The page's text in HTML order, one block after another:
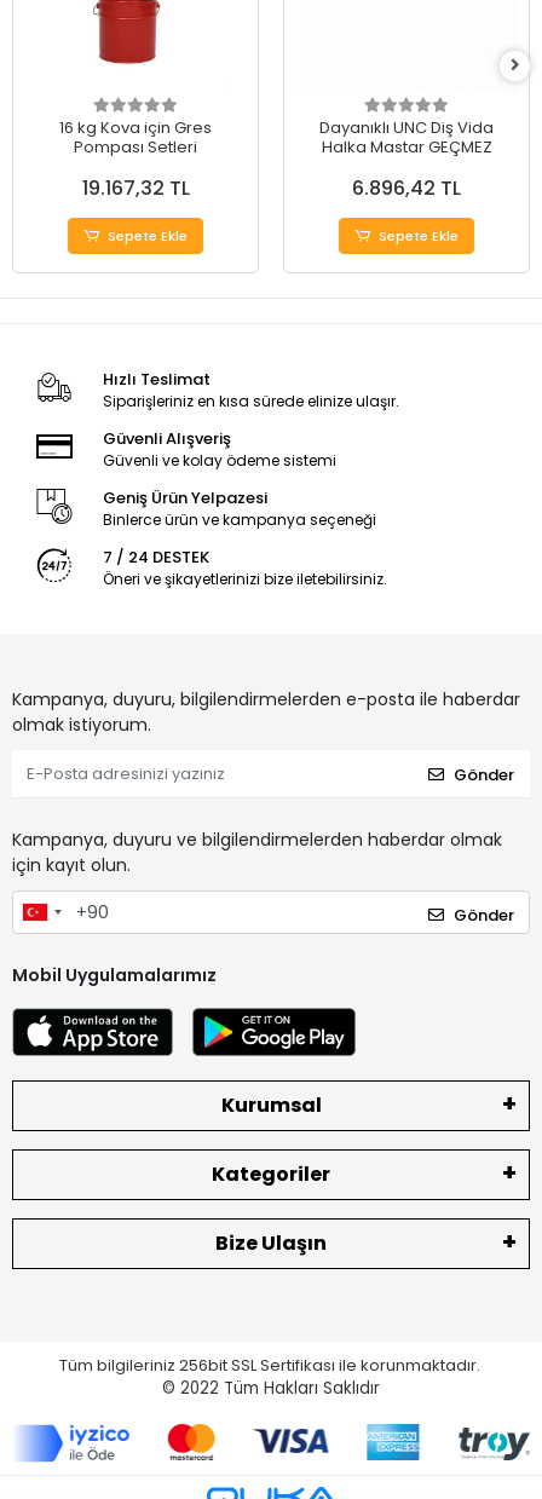
16 kg Kova için Gres
Pompası Setleri
19.167,32 TL
Sepete Ekle
Dayanıklı UNC Diş Vida
Halka Mastar GEÇMEZ
6.896,42 TL
Sepete Ekle
Hızlı Teslimat
Siparişleriniz en kısa sürede elinize ulaşır.
Güvenli Alışveriş
Güvenli ve kolay ödeme sistemi
Geniş Ürün Yelpazesi
Binlerce ürün ve kampanya seçeneği
7 / 24 DESTEK
Öneri ve şikayetlerinizi bize iletebilirsiniz.
Kampanya, duyuru, bilgilendirmelerden e-posta ile haberdar
olmak istiyorum.
Gönder
Kampanya, duyuru ve bilgilendirmelerden haberdar olmak
için kayıt olun.
Gönder
Mobil Uygulamalarımız
Kurumsal
Kategoriler
Bize Ulaşın
Tüm bilgileriniz 256bit SSL Sertifikası ile korunmaktadır.
© 2022 Tüm Hakları Saklıdır